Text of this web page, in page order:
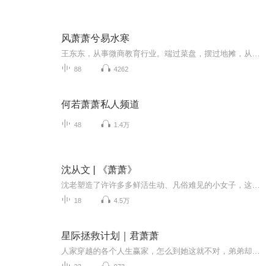
风萧萧兮易水寒
88 4262
何若萧萧私人频道
48 1.4万
沈从文 | 《萧萧》
18 4.5万
星际拯救计划｜君萧萧